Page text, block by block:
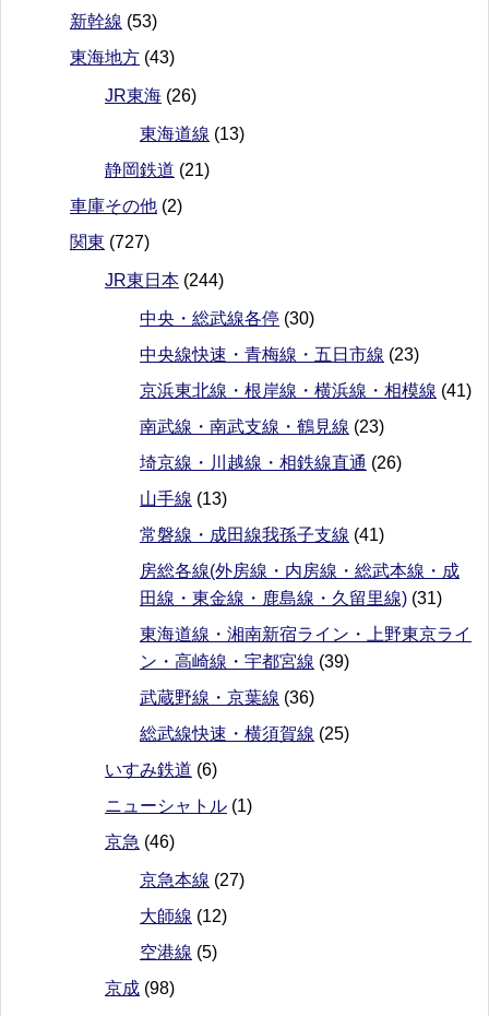
新幹線 (53)
東海地方 (43)
JR東海 (26)
東海道線 (13)
静岡鉄道 (21)
車庫その他 (2)
関東 (727)
JR東日本 (244)
中央・総武線各停 (30)
中央線快速・青梅線・五日市線 (23)
京浜東北線・根岸線・横浜線・相模線 (41)
南武線・南武支線・鶴見線 (23)
埼京線・川越線・相鉄線直通 (26)
山手線 (13)
常磐線・成田線我孫子支線 (41)
房総各線(外房線・内房線・総武本線・成
田線・東金線・鹿島線・久留里線) (31)
東海道線・湘南新宿ライン・上野東京ライ
ン・高崎線・宇都宮線 (39)
武蔵野線・京葉線 (36)
総武線快速・横須賀線 (25)
いすみ鉄道 (6)
ニューシャトル (1)
京急 (46)
京急本線 (27)
大師線 (12)
空港線 (5)
京成 (98)